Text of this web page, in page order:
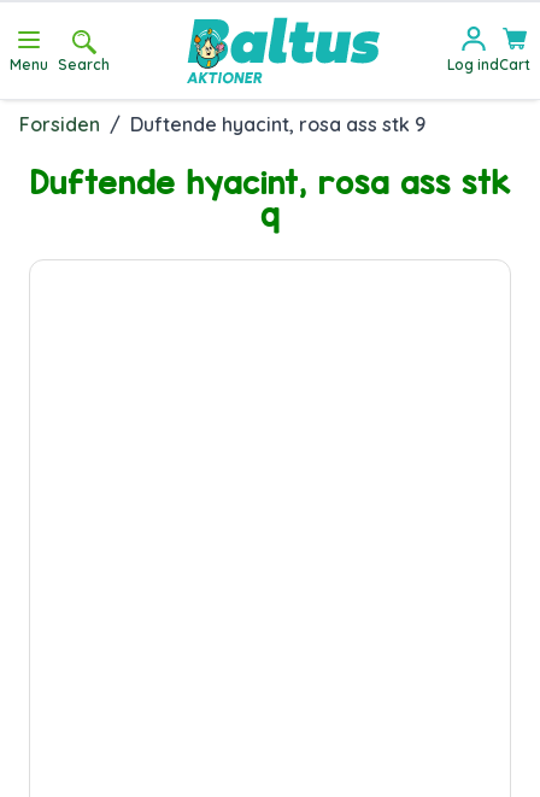
Menu Search Log indCart
Forsiden / Duftende hyacint, rosa ass stk 9
Duftende hyacint, rosa ass stk
9